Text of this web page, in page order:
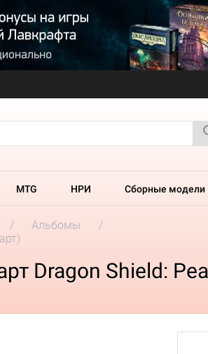
MTG НРИ Сборные модели
Альбомы
Dragon Shield: